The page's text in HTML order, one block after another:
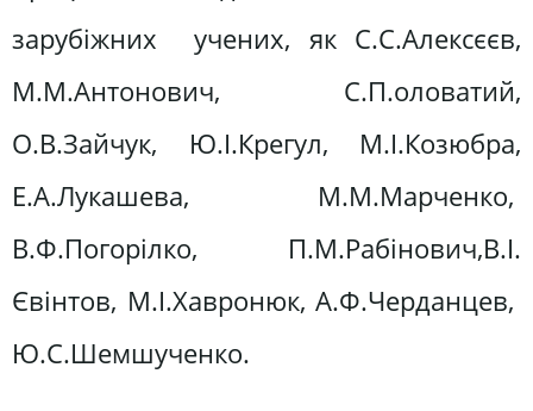
зарубіжних учених, як С.С.Алексєєв,
М.М.Антонович, С.П.оловатий,
О.В.Зайчук, Ю.І.Крегул, М.І.Козюбра,
Е.А.Лукашева, М.М.Марченко,
В.Ф.Погорілко, П.М.Рабінович,В.І.
Євінтов, М.І.Хавронюк, А.Ф.Черданцев,
Ю.С.Шемшученко.